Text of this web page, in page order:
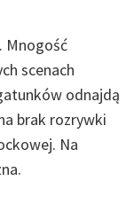
Mnogość
scenach
odnajdą
brak rozrywki
Na